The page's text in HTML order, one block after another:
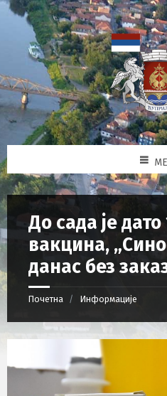
До сада је дато
вакцина,
данас без
Почетна Информације